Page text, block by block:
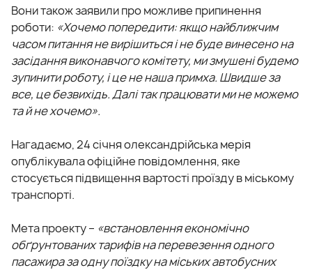
Вони також заявили про можливе припинення
роботи: «Хочемо попередити: якщо найближчим
часом питання не вирішиться і не буде винесено на
засідання виконавчого комітету, ми змушені будемо
зупинити роботу, і це не наша примха. Швидше за
все, це безвихідь. Далі так працювати ми не можемо
та й не хочемо».
Нагадаємо, 24 січня олександрійська мерія
опублікувала офіційне повідомлення, яке
стосується підвищення вартості проїзду в міському
транспорті.
Мета проекту – «встановлення економічно
обґрунтованих тарифів на перевезення одного
пасажира за одну поїздку на міських автобусних